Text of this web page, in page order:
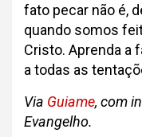
fato pecar não é,
quando somos
Cristo. Aprenda a
a todas as
Via Guiame, com
Evangelho.